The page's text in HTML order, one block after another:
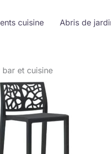
cuisine Abris de
et cuisine